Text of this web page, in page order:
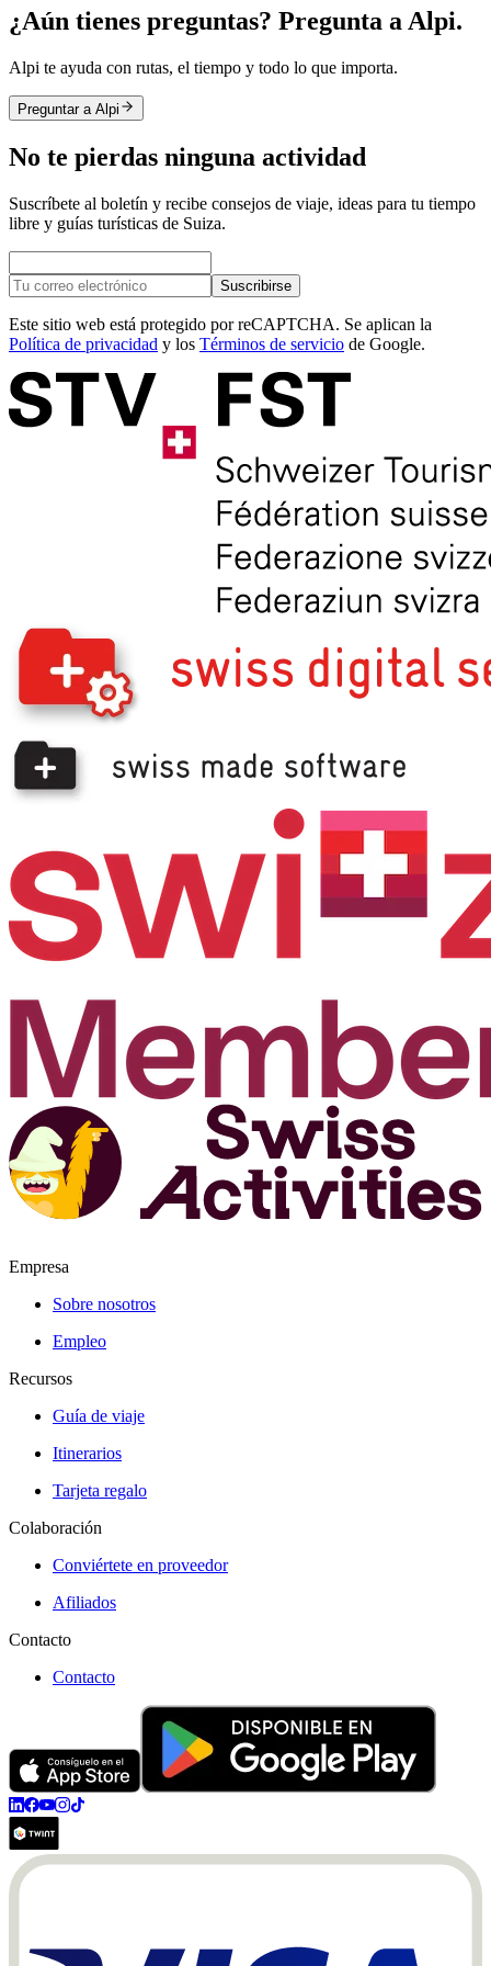
¿Aún tienes preguntas? Pregunta a Alpi.
Alpi te ayuda con rutas, el tiempo y todo lo que importa.
Preguntar a Alpi
No te pierdas ninguna actividad
Suscríbete al boletín y recibe consejos de viaje, ideas para tu tiempo
libre y guías turísticas de Suiza.
Suscribirse
Este sitio web está protegido por reCAPTCHA. Se aplican la
Política de privacidad y los Términos de servicio de Google.
Empresa
Sobre nosotros
Empleo
Recursos
Guía de viaje
Itinerarios
Tarjeta regalo
Colaboración
Conviértete en proveedor
Afiliados
Contacto
Contacto